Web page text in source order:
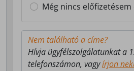
Még nincs előfizetésem
Nem található a címe?
Hívja ügyfélszolgálatunkat a
telefonszámon, vagyírjon